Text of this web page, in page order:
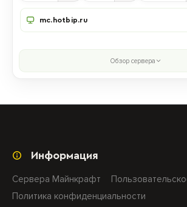
mc.hotbip.ru
Обзор сервера
Информация
Сервера Майнкрафт
Политика конфиденциальности